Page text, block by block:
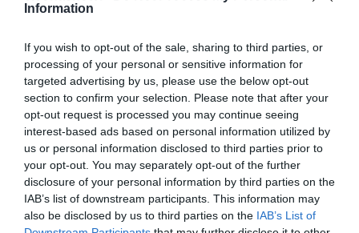
Information
If you wish to opt-out of the sale, sharing to third parties, or
processing of your personal or sensitive information for
targeted advertising by us, please use the below opt-out
section to confirm your selection. Please note that after your
opt-out request is processed you may continue seeing
interest-based ads based on personal information utilized by
us or personal information disclosed to third parties prior to
your opt-out. You may separately opt-out of the further
disclosure of your personal information by third parties on the
IAB’s list of downstream participants. This information may
also be disclosed by us to third parties on the IAB’s List of
Einchecken ab 15.00 Uhr, Auschecken bis 12.00 Uhr
Mittagsruhe wird von 15.00 bis 18.00 Uhr und Nachtruhe
von 22.30 bis 8.30 Uhr eingehalten
Babybetten stehen nicht zur Verfugung
Die Zimmer werden taglich gereinigt.
Wir bitten um Ihr Verstandnis, dass im Hotel Haustiere
nicht gestattet sind.